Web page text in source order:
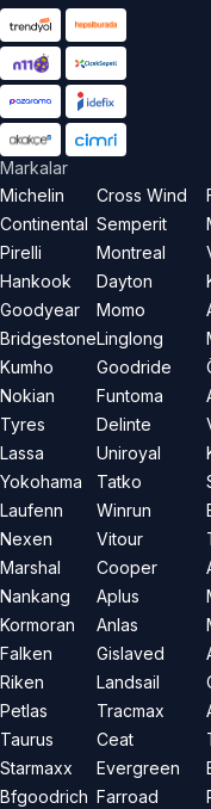
Markalar
Michelin
Continental
Pirelli
Hankook
Goodyear
Bridgestone
Kumho
Nokian
Tyres
Lassa
Yokohama
Laufenn
Nexen
Marshal
Nankang
Kormoran
Falken
Riken
Petlas
Taurus
Starmaxx
Bfgoodrich
Cross Wind
Semperit
Montreal
Dayton
Momo
Linglong
Goodride
Funtoma
Delinte
Uniroyal
Tatko
Winrun
Vitour
Cooper
Aplus
Anlas
Gislaved
Landsail
Tracmax
Ceat
Evergreen
Farroad